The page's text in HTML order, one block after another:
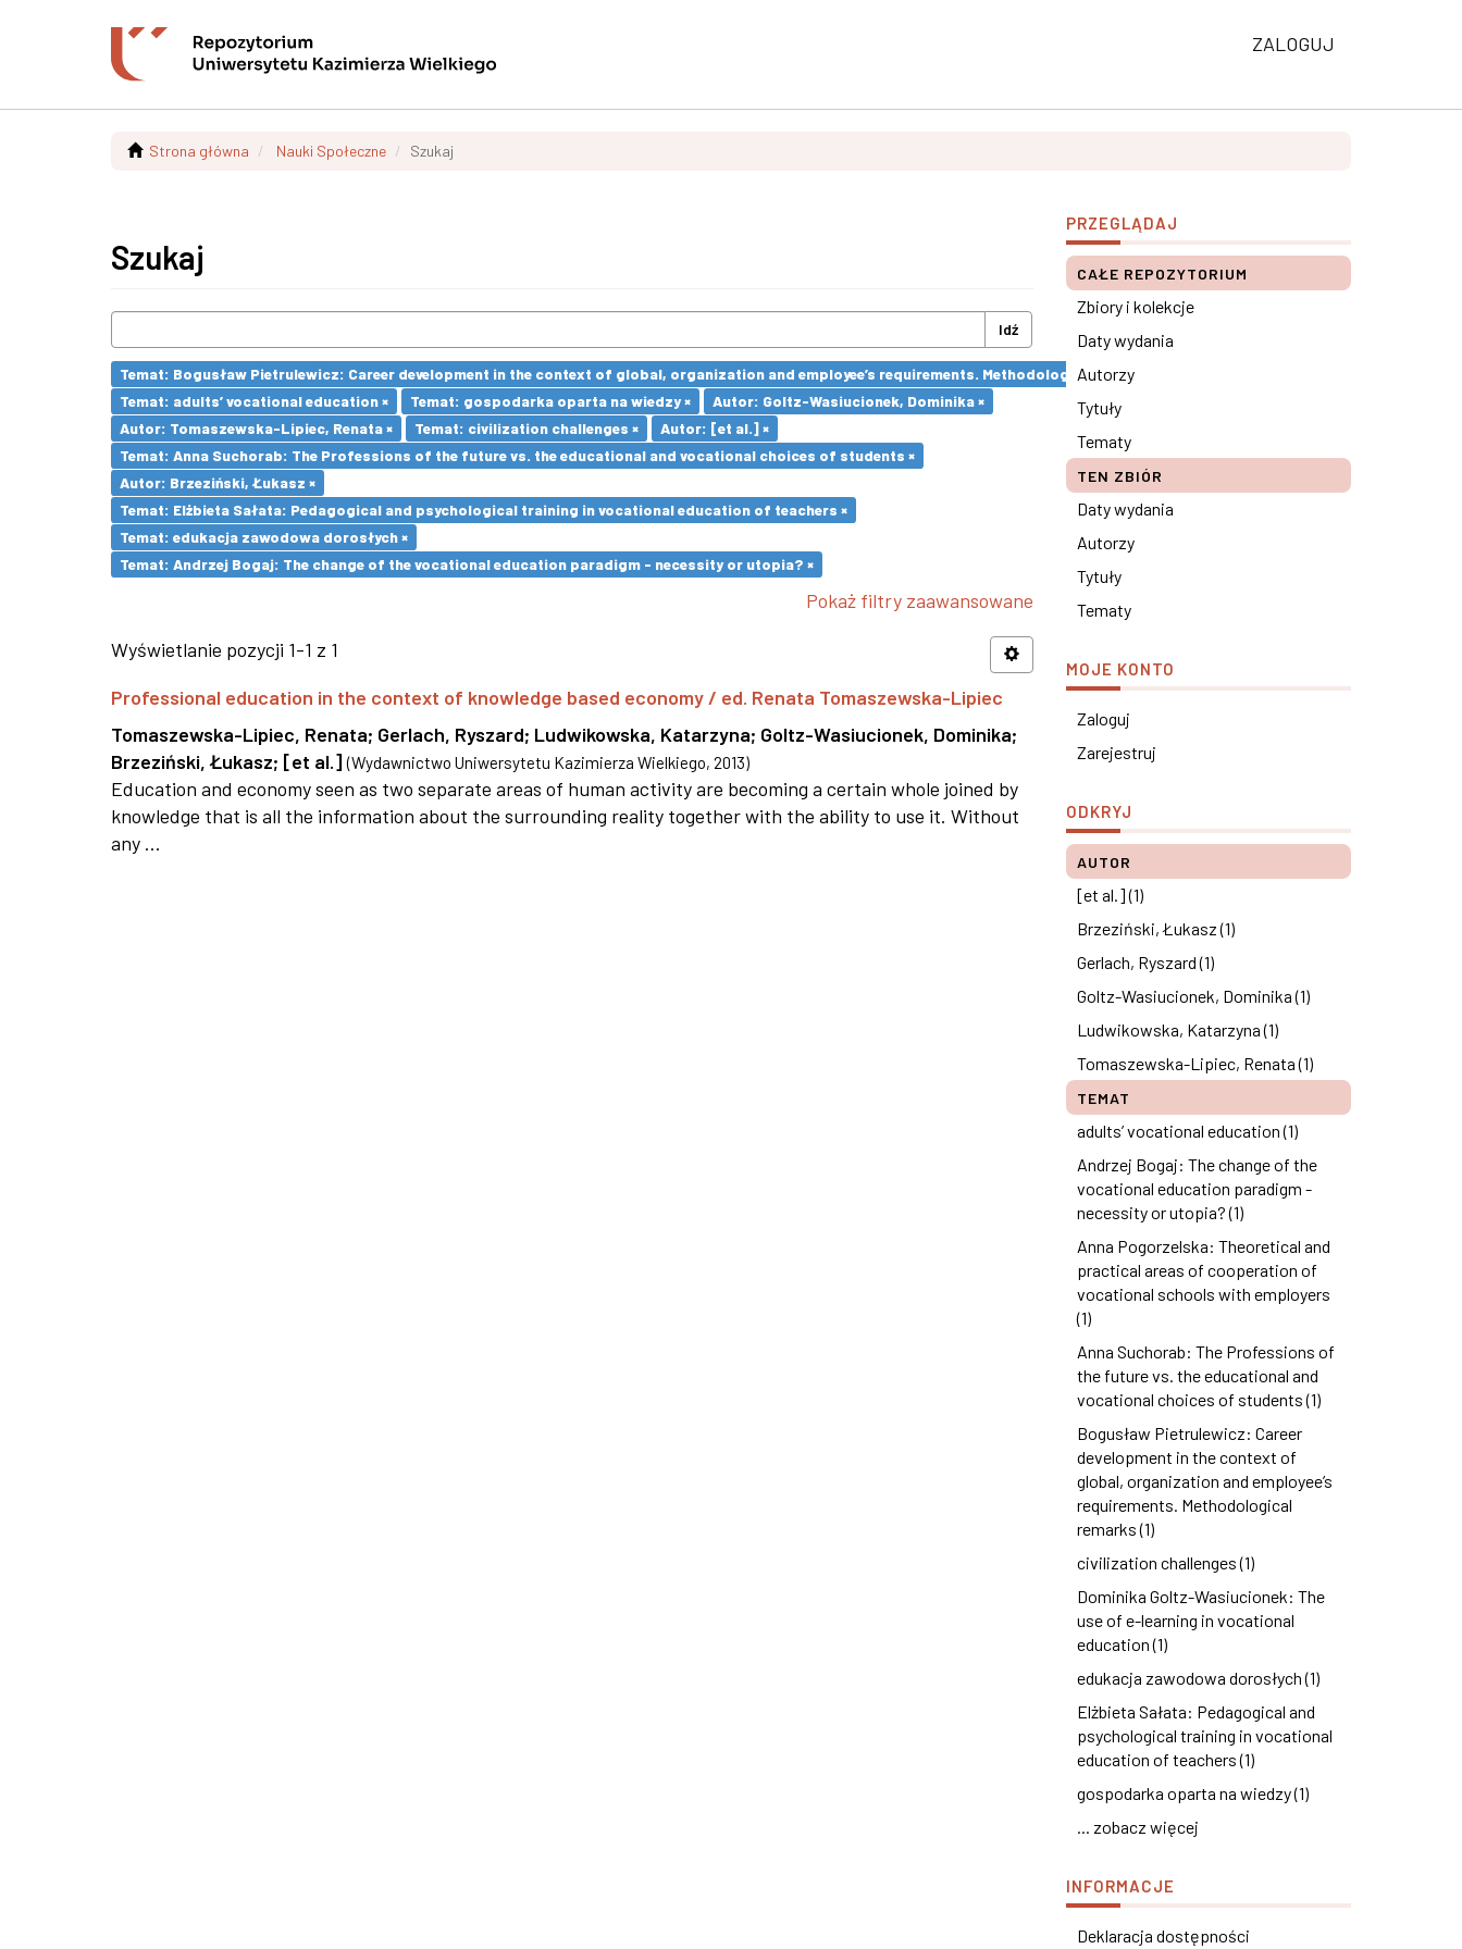
ZALOGUJ
Strona główna Nauki Społeczne Szukaj
Szukaj
Idź
Temat: Bogusław Pietrulewicz: Career development in the context of global, organization and employee’s requirements. Methodological remarks ×
Temat: adults’ vocational education ×
Temat: gospodarka oparta na wiedzy ×
Autor: Goltz-Wasiucionek, Dominika ×
Autor: Tomaszewska-Lipiec, Renata ×
Temat: civilization challenges ×
Autor: [et al.] ×
Temat: Anna Suchorab: The Professions of the future vs. the educational and vocational choices of students ×
Autor: Brzeziński, Łukasz ×
Temat: Elżbieta Sałata: Pedagogical and psychological training in vocational education of teachers ×
Temat: edukacja zawodowa dorosłych ×
Temat: Andrzej Bogaj: The change of the vocational education paradigm - necessity or utopia? ×
Pokaż filtry zaawansowane
Wyświetlanie pozycji 1-1 z 1
Professional education in the context of knowledge based economy / ed. Renata Tomaszewska-Lipiec
Tomaszewska-Lipiec, Renata; Gerlach, Ryszard; Ludwikowska, Katarzyna; Goltz-Wasiucionek, Dominika;
Brzeziński, Łukasz; [et al.] (Wydawnictwo Uniwersytetu Kazimierza Wielkiego, 2013)
Education and economy seen as two separate areas of human activity are becoming a certain whole joined by
knowledge that is all the information about the surrounding reality together with the ability to use it. Without
any ...
PRZEGLĄDAJ
CAŁE REPOZYTORIUM
Zbiory i kolekcje
Daty wydania
Autorzy
Tytuły
Tematy
TEN ZBIÓR
Daty wydania
Autorzy
Tytuły
Tematy
MOJE KONTO
Zaloguj
Zarejestruj
ODKRYJ
AUTOR
[et al.] (1)
Brzeziński, Łukasz (1)
Gerlach, Ryszard (1)
Goltz-Wasiucionek, Dominika (1)
Ludwikowska, Katarzyna (1)
Tomaszewska-Lipiec, Renata (1)
TEMAT
adults’ vocational education (1)
Andrzej Bogaj: The change of the
vocational education paradigm -
necessity or utopia? (1)
Anna Pogorzelska: Theoretical and
practical areas of cooperation of
vocational schools with employers
(1)
Anna Suchorab: The Professions of
the future vs. the educational and
vocational choices of students (1)
Bogusław Pietrulewicz: Career
development in the context of
global, organization and employee’s
requirements. Methodological
remarks (1)
civilization challenges (1)
Dominika Goltz-Wasiucionek: The
use of e-learning in vocational
education (1)
edukacja zawodowa dorosłych (1)
Elżbieta Sałata: Pedagogical and
psychological training in vocational
education of teachers (1)
gospodarka oparta na wiedzy (1)
... zobacz więcej
INFORMACJE
Deklaracja dostępności